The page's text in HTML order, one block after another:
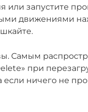
или запустите
движениями
Самым
при
ничего не